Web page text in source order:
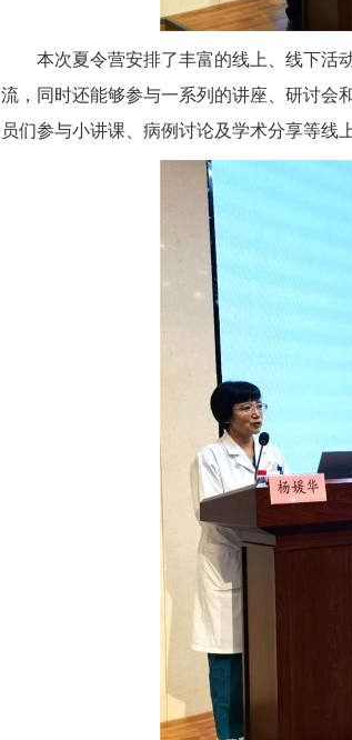
本次夏令营安排了丰富的线上、线下活
流，同时还能够参与一系列的讲座、研讨会
员们参与小讲课、病例讨论及学术分享等线